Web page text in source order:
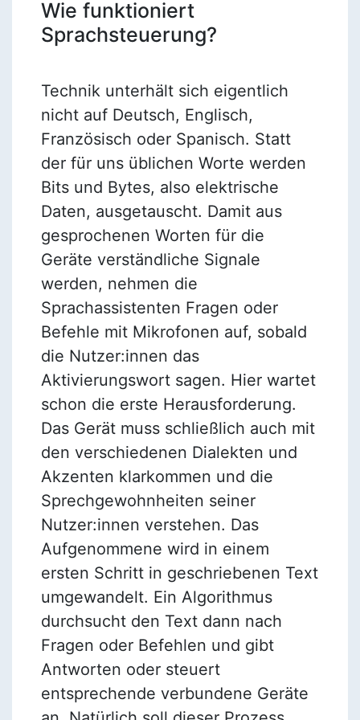
Wie funktioniert
Sprachsteuerung?
Technik unterhält sich eigentlich
nicht auf Deutsch, Englisch,
Französisch oder Spanisch. Statt
der für uns üblichen Worte werden
Bits und Bytes, also elektrische
Daten, ausgetauscht. Damit aus
gesprochenen Worten für die
Geräte verständliche Signale
werden, nehmen die
Sprachassistenten Fragen oder
Befehle mit Mikrofonen auf, sobald
die Nutzer:innen das
Aktivierungswort sagen. Hier wartet
schon die erste Herausforderung.
Das Gerät muss schließlich auch mit
den verschiedenen Dialekten und
Akzenten klarkommen und die
Sprechgewohnheiten seiner
Nutzer:innen verstehen. Das
Aufgenommene wird in einem
ersten Schritt in geschriebenen Text
umgewandelt. Ein Algorithmus
durchsucht den Text dann nach
Fragen oder Befehlen und gibt
Antworten oder steuert
entsprechende verbundene Geräte